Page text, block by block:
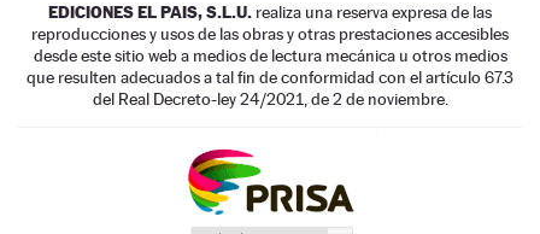
EDICIONES EL PAIS, S.L.U. realiza una reserva expresa de las
reproducciones y usos de las obras y otras prestaciones accesibles
desde este sitio web a medios de lectura mecánica u otros medios
que resulten adecuados a tal fin de conformidad con el artículo 67.3
del Real Decreto-ley 24/2021, de 2 de noviembre.